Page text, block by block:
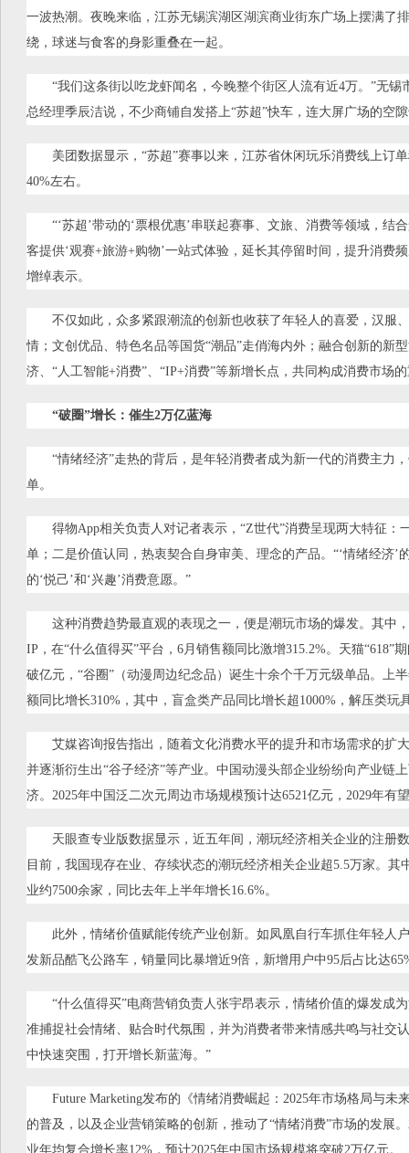
一波热潮。夜晚来临，江苏无锡滨湖区湖滨商业街东广场上摆满了
绕，球迷与食客的身影重叠在一起。
“我们这条街以吃龙虾闻名，今晚整个街区人流有近4万。”无锡
总经理季辰洁说，不少商铺自发搭上“苏超”快车，连大屏广场的空
美团数据显示，“苏超”赛事以来，江苏省休闲玩乐消费线上订
40%左右。
“‘苏超’带动的‘票根优惠’串联起赛事、文旅、消费等领域，结
客提供‘观赛+旅游+购物’一站式体验，延长其停留时间，提升消费
增绰表示。
不仅如此，众多紧跟潮流的创新也收获了年轻人的喜爱，汉服
情；文创优品、特色名品等国货“潮品”走俏海内外；融合创新的新
济、“人工智能+消费”、“IP+消费”等新增长点，共同构成消费市场
“破圈”增长：催生2万亿蓝海
“情绪经济”走热的背后，是年轻消费者成为新一代的消费主力
单。
得物App相关负责人对记者表示，“Z世代”消费呈现两大特征：
单；二是价值认同，热衷契合自身审美、理念的产品。“‘情绪经济’
的‘悦己’和‘兴趣’消费意愿。”
这种消费趋势最直观的表现之一，便是潮玩市场的爆发。其中
IP，在“什么值得买”平台，6月销售额同比激增315.2%。天猫“618”
破亿元，“谷圈”（动漫周边纪念品）诞生十余个千万元级单品。上
额同比增长310%，其中，盲盒类产品同比增长超1000%，解压类玩
艾媒咨询报告指出，随着文化消费水平的提升和市场需求的扩
并逐渐衍生出“谷子经济”等产业。中国动漫头部企业纷纷向产业链
济。2025年中国泛二次元周边市场规模预计达6521亿元，2029年有
天眼查专业版数据显示，近五年间，潮玩经济相关企业的注册
目前，我国现存在业、存续状态的潮玩经济相关企业超5.5万家。其
业约7500余家，同比去年上半年增长16.6%。
此外，情绪价值赋能传统产业创新。如凤凰自行车抓住年轻人
发新品酷飞公路车，销量同比暴增近9倍，新增用户中95后占比达
“什么值得买”电商营销负责人张宇昂表示，情绪价值的爆发成
准捕捉社会情绪、贴合时代氛围，并为消费者带来情感共鸣与社交
中快速突围，打开增长新蓝海。”
Future Marketing发布的《情绪消费崛起：2025年市场格局与未
的普及，以及企业营销策略的创新，推动了“情绪消费”市场的发展
业年均复合增长率12%，预计2025年中国市场规模将突破2万亿元。